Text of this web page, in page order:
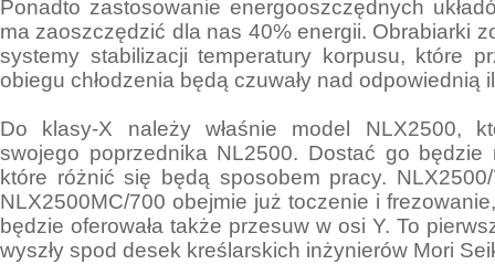
Ponadto zastosowanie energooszczędnych
ma zaoszczędzić dla nas 40% energii. Obrabiarki
systemy stabilizacji temperatury korpusu, które
obiegu chłodzenia będą czuwały nad odpowiednią
Do klasy-X należy właśnie model NLX2500,
swojego poprzednika NL2500. Dostać go
które różnić się będą sposobem pracy.
NLX2500MC/700 obejmie już toczenie i
będzie oferowała także przesuw w osi Y. To
wyszły spod desek kreślarskich inżynierów Mori